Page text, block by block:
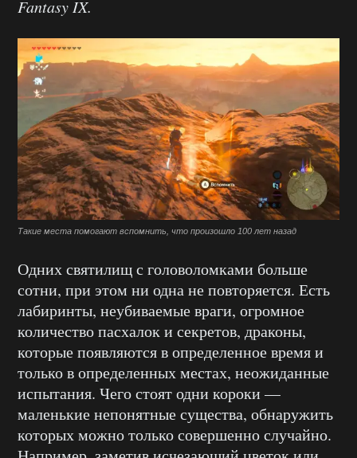
Fantasy IX.
Такие места помогают вспомнить, что произошло 100 лет назад
Одних святилищ с головоломками больше
сотни, при этом ни одна не повторяется. Есть
лабиринты, неубиваемые враги, огромное
количество пасхалок и секретов, драконы,
которые появляются в определенное время и
только в определенных местах, неожиданные
испытания. Чего стоят одни короки —
маленькие непонятные существа, обнаружить
которых можно только совершенно случайно.